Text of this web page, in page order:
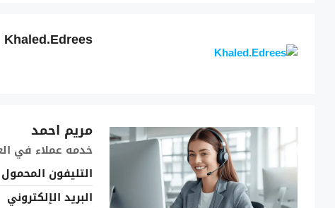
Khaled.Edrees
مريم احمد
خدمه عملاء في
التليفون المحمول
البريد الإلكتروني